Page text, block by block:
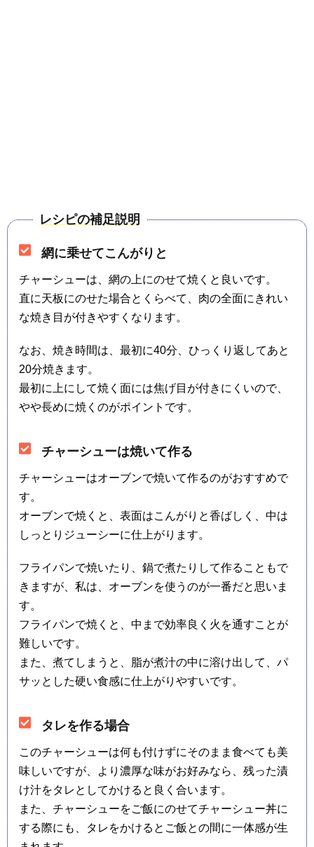
レシピの補足説明
網に乗せてこんがりと
チャーシューは、網の上にのせて焼くと良いです。
直に天板にのせた場合とくらべて、肉の全面にきれい
な焼き目が付きやすくなります。
なお、焼き時間は、最初に40分、ひっくり返してあと
20分焼きます。
最初に上にして焼く面には焦げ目が付きにくいので、
やや長めに焼くのがポイントです。
チャーシューは焼いて作る
チャーシューはオーブンで焼いて作るのがおすすめで
す。
オーブンで焼くと、表面はこんがりと香ばしく、中は
しっとりジューシーに仕上がります。
フライパンで焼いたり、鍋で煮たりして作ることもで
きますが、私は、オーブンを使うのが一番だと思いま
す。
フライパンで焼くと、中まで効率良く火を通すことが
難しいです。
また、煮てしまうと、脂が煮汁の中に溶け出して、パ
サッとした硬い食感に仕上がりやすいです。
タレを作る場合
このチャーシューは何も付けずにそのまま食べても美
味しいですが、より濃厚な味がお好みなら、残った漬
け汁をタレとしてかけると良く合います。
また、チャーシューをご飯にのせてチャーシュー丼に
する際にも、タレをかけるとご飯との間に一体感が生